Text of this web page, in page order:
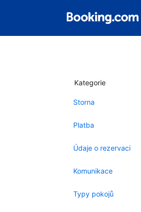
Kategorie
Storna
Platba
Údaje o rezervaci
Komunikace
Typy pokojů